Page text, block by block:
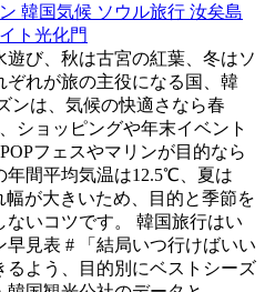
韓国気候 ソウル旅行 汝矣島
ト光化門
び、秋は古宮の紅葉、冬はソ
ぞれが旅の主役になる国、韓
ンは、気候の快適さなら春
ショッピングや年末イベント
フェスやマリンが目的なら
年間平均気温は12.5℃、夏は
が大きいため、目的と季節を
いコツです。 韓国旅行はい
見表 # 「結局いつ行けばいい
よう、目的別にベストシーズ